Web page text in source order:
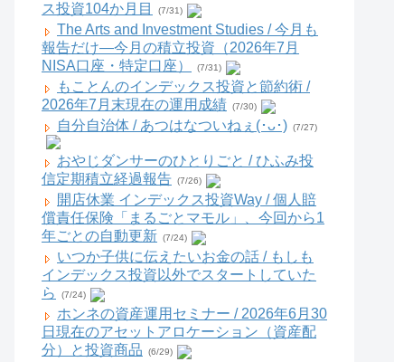
ス投資104か月目
(7/31)
The Arts and Investment Studies / 今月も
報告だけ―今月の積立投資（2026年7月
NISA口座・特定口座）
(7/31)
もことんのインデックス投資と節約術 /
2026年7月末現在の運用成績 (7/30)
自分自治体 / あつはなついねぇ(･ᴗ･) (7/27)
おやじダンサーのひとりごと / ひふみ投
信定期積立経過報告 (7/26)
開店休業 インデックス投資Way / 個人賠
償責任保険「まるごとマモル」、今回から1
年ごとの自動更新 (7/24)
いつか子供に伝えたいお金の話 / もしも
インデックス投資以外でスタートしていた
ら
(7/24)
ホンネの資産運用セミナー / 2026年6月30
日現在のアセットアロケーション（資産配
分）と投資商品
(6/29)